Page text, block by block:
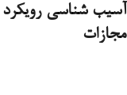
آسیب شناسی
مجازات